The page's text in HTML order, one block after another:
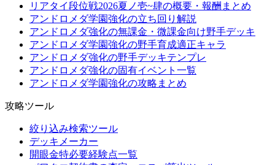
リアタイ段位戦2026夏ノ壱~肆の概要・報酬まとめ
アンドロメダ学園強化の立ち回り解説
アンドロメダ強化の無課金・微課金向け野手デッキ
アンドロメダ学園強化の野手育成適正キャラ
アンドロメダ強化の野手デッキテンプレ
アンドロメダ強化の固有イベント一覧
アンドロメダ学園強化の攻略まとめ
攻略ツール
絞り込み検索ツール
デッキメーカー
開眼金特必要経験点一覧